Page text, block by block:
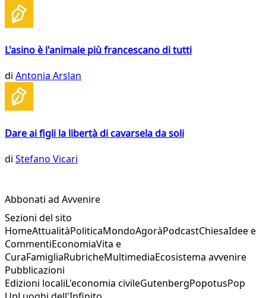
L'asino è l'animale più francescano di tutti
di Antonia Arslan
Dare ai figli la libertà di cavarsela da soli
di Stefano Vicari
Abbonati ad Avvenire
Sezioni del sito
HomeAttualitàPoliticaMondoAgoràPodcastChiesaIdee e
CommentiEconomiaVita e
CuraFamigliaRubricheMultimediaEcosistema avvenire
Pubblicazioni
Edizioni localiL'economia civileGutenbergPopotusPop